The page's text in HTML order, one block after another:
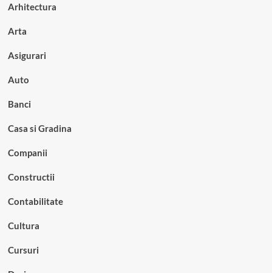
Arhitectura
Arta
Asigurari
Auto
Banci
Casa si Gradina
Companii
Constructii
Contabilitate
Cultura
Cursuri